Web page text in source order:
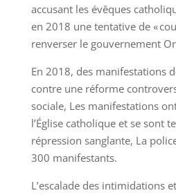
accusant les évêques
en 2018 une tentative de «
renverser le gouvernement
En 2018, des manifestations
contre une réforme
sociale, Les manifestations
l’Église catholique et se sont
répression sanglante, La
300 manifestants.
L’escalade des intimidations